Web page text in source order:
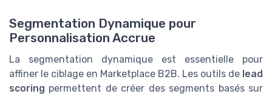
Segmentation Dynamique pour
Personnalisation Accrue
La segmentation dynamique est essentielle pour
affiner le ciblage en Marketplace B2B. Les outils de lead
scoring permettent de créer des segments basés sur